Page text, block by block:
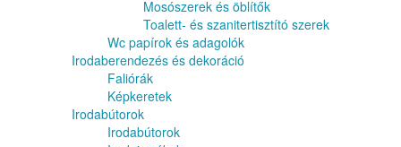
Mosószerek és öblítők
Toalett- és szanitertisztító szerek
Wc papírok és adagolók
Irodaberendezés és dekoráció
Faliórák
Képkeretek
Irodabútorok
Irodabútorok